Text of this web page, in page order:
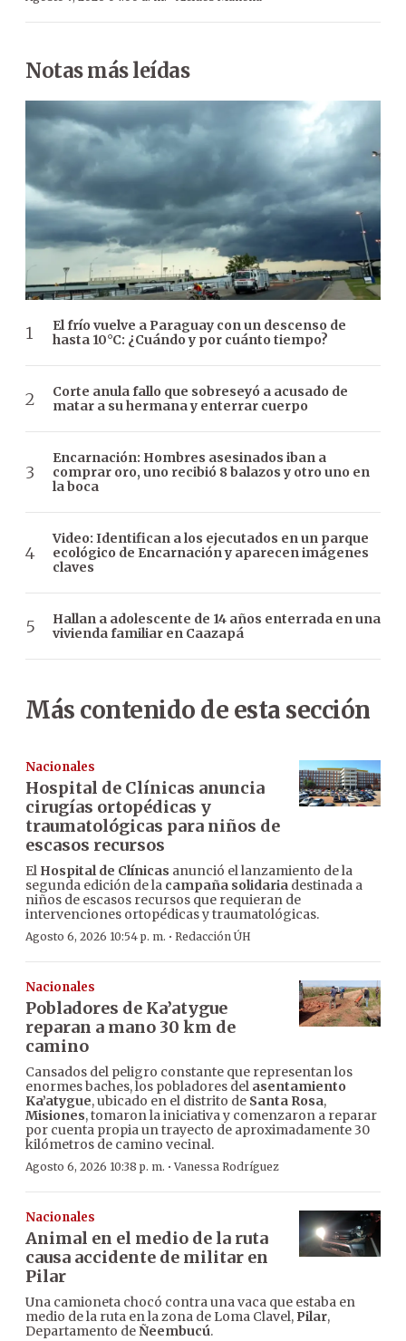
Notas más leídas
El frío vuelve a Paraguay con un descenso de
hasta 10°C: ¿Cuándo y por cuánto tiempo?
Corte anula fallo que sobreseyó a acusado de
matar a su hermana y enterrar cuerpo
Encarnación: Hombres asesinados iban a
comprar oro, uno recibió 8 balazos y otro uno en
la boca
Video: Identifican a los ejecutados en un parque
ecológico de Encarnación y aparecen imágenes
claves
Hallan a adolescente de 14 años enterrada en una
vivienda familiar en Caazapá
Más contenido de esta sección
Nacionales
Hospital de Clínicas anuncia
cirugías ortopédicas y
traumatológicas para niños de
escasos recursos
El Hospital de Clínicas anunció el lanzamiento de la
segunda edición de la campaña solidaria destinada a
niños de escasos recursos que requieran de
intervenciones ortopédicas y traumatológicas.
Agosto 6, 2026 10:54 p. m. · Redacción ÚH
Nacionales
Pobladores de Ka’atygue
reparan a mano 30 km de
camino
Cansados del peligro constante que representan los
enormes baches, los pobladores del asentamiento
Ka’atygue, ubicado en el distrito de Santa Rosa,
Misiones, tomaron la iniciativa y comenzaron a reparar
por cuenta propia un trayecto de aproximadamente 30
kilómetros de camino vecinal.
Agosto 6, 2026 10:38 p. m. ·Vanessa Rodríguez
Nacionales
Animal en el medio de la ruta
causa accidente de militar en
Pilar
Una camioneta chocó contra una vaca que estaba en
medio de la ruta en la zona de Loma Clavel, Pilar,
Departamento deÑeembucú.